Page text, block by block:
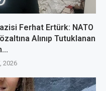
Ferhat Ertürk: NATO
Alınıp Tutuklanan
2026